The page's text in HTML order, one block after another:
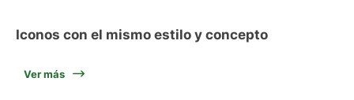
Iconos con el mismo estilo y concepto
Ver más